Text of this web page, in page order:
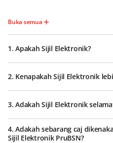
Buka semua
1. Apakah Sijil Elektronik?
2. Kenapakah Sijil Elektronik
3. Adakah Sijil Elektronik
4. Adakah sebarang caj
Sijil Elektronik PruBSN?